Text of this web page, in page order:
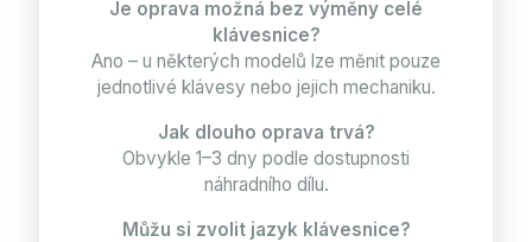
Je oprava možná bez výměny celé
klávesnice?
Ano – u některých modelů lze měnit pouze
jednotlivé klávesy nebo jejich mechaniku.
Jak dlouho oprava trvá?
Obvykle 1–3 dny podle dostupnosti
náhradního dílu.
Můžu si zvolit jazyk klávesnice?